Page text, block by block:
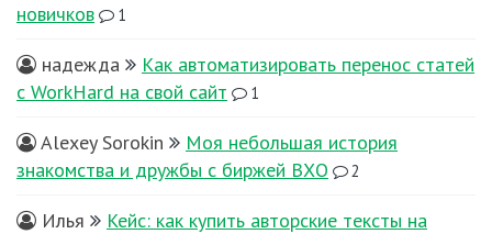
новичков
1
надежда
Как автоматизировать перенос статей
с WorkHard на свой сайт
1
Alexey Sorokin
Моя небольшая история
знакомства и дружбы с биржей ВХО
2
Илья
Кейс: как купить авторские тексты на